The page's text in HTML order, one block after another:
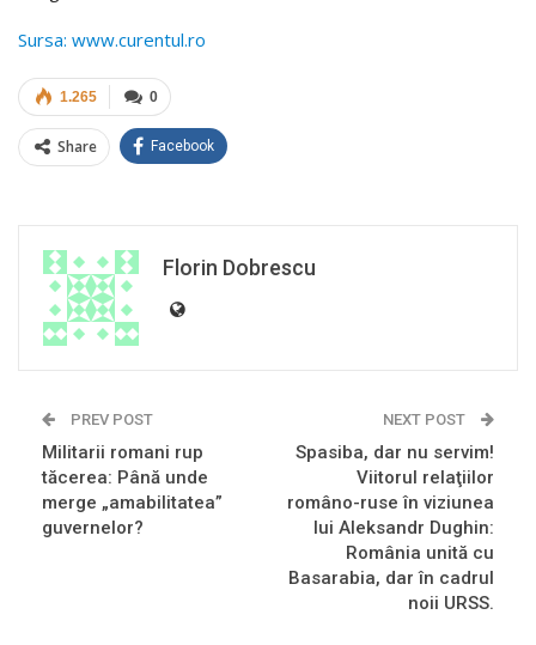
Sursa: www.curentul.ro
0
1.265
Share Facebook
Florin Dobrescu
PREV POST
Militarii romani rup
tăcerea: Până unde
merge „amabilitatea”
guvernelor?
NEXT POST
Spasiba, dar nu servim!
Viitorul relaţiilor
româno-ruse în viziunea
lui Aleksandr Dughin:
România unită cu
Basarabia, dar în cadrul
noii URSS.